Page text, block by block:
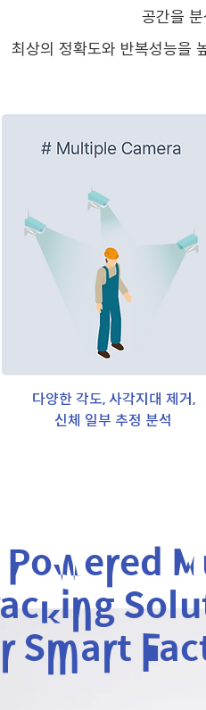
공간을
최상의 정확도와 반복성능을
다양한 각도, 사각지대 제거,
신체 일부 추정 분석
Powered
Smart